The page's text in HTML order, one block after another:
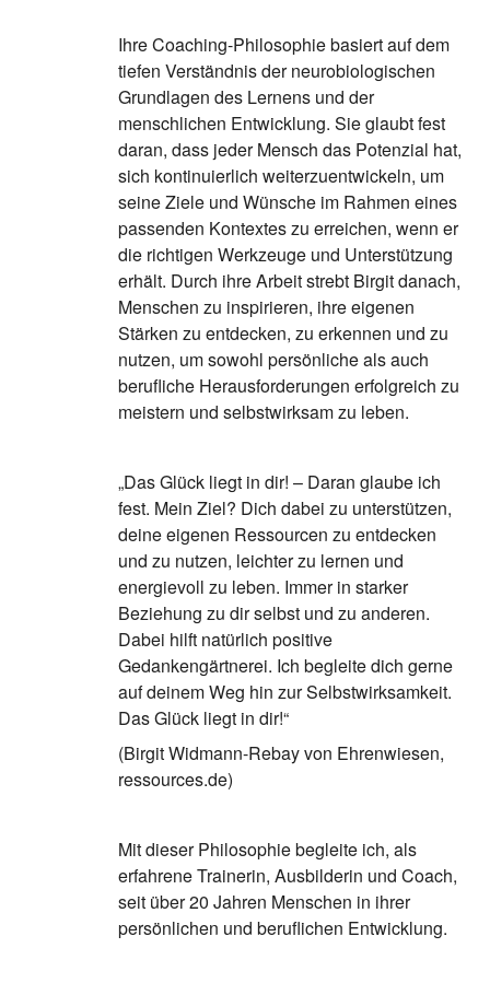
Ihre Coaching-Philosophie basiert auf dem
tiefen Verständnis der neurobiologischen
Grundlagen des Lernens und der
menschlichen Entwicklung. Sie glaubt fest
daran, dass jeder Mensch das Potenzial hat,
sich kontinuierlich weiterzuentwickeln, um
seine Ziele und Wünsche im Rahmen eines
passenden Kontextes zu erreichen, wenn er
die richtigen Werkzeuge und Unterstützung
erhält. Durch ihre Arbeit strebt Birgit danach,
Menschen zu inspirieren, ihre eigenen
Stärken zu entdecken, zu erkennen und zu
nutzen, um sowohl persönliche als auch
berufliche Herausforderungen erfolgreich zu
meistern und selbstwirksam zu leben.
„Das Glück liegt in dir! – Daran glaube ich
fest. Mein Ziel? Dich dabei zu unterstützen,
deine eigenen Ressourcen zu entdecken
und zu nutzen, leichter zu lernen und
energievoll zu leben. Immer in starker
Beziehung zu dir selbst und zu anderen.
Dabei hilft natürlich positive
Gedankengärtnerei. Ich begleite dich gerne
auf deinem Weg hin zur Selbstwirksamkeit.
Das Glück liegt in dir!“
(Birgit Widmann-Rebay von Ehrenwiesen,
ressources.de)
Mit dieser Philosophie begleite ich, als
erfahrene Trainerin, Ausbilderin und Coach,
seit über 20 Jahren Menschen in ihrer
persönlichen und beruflichen Entwicklung.